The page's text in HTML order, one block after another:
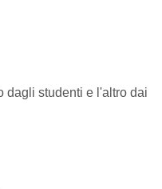
dagli studenti e l'altro dai